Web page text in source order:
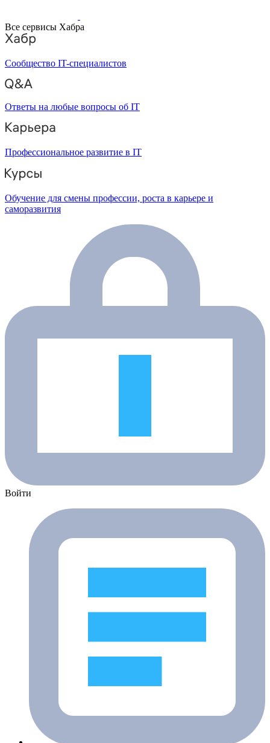
Все сервисы Хабра
Сообщество IT-специалистов
Ответы на любые вопросы об IT
Профессиональное развитие в IT
Обучение для смены профессии, роста в карьере и
саморазвития
Войти